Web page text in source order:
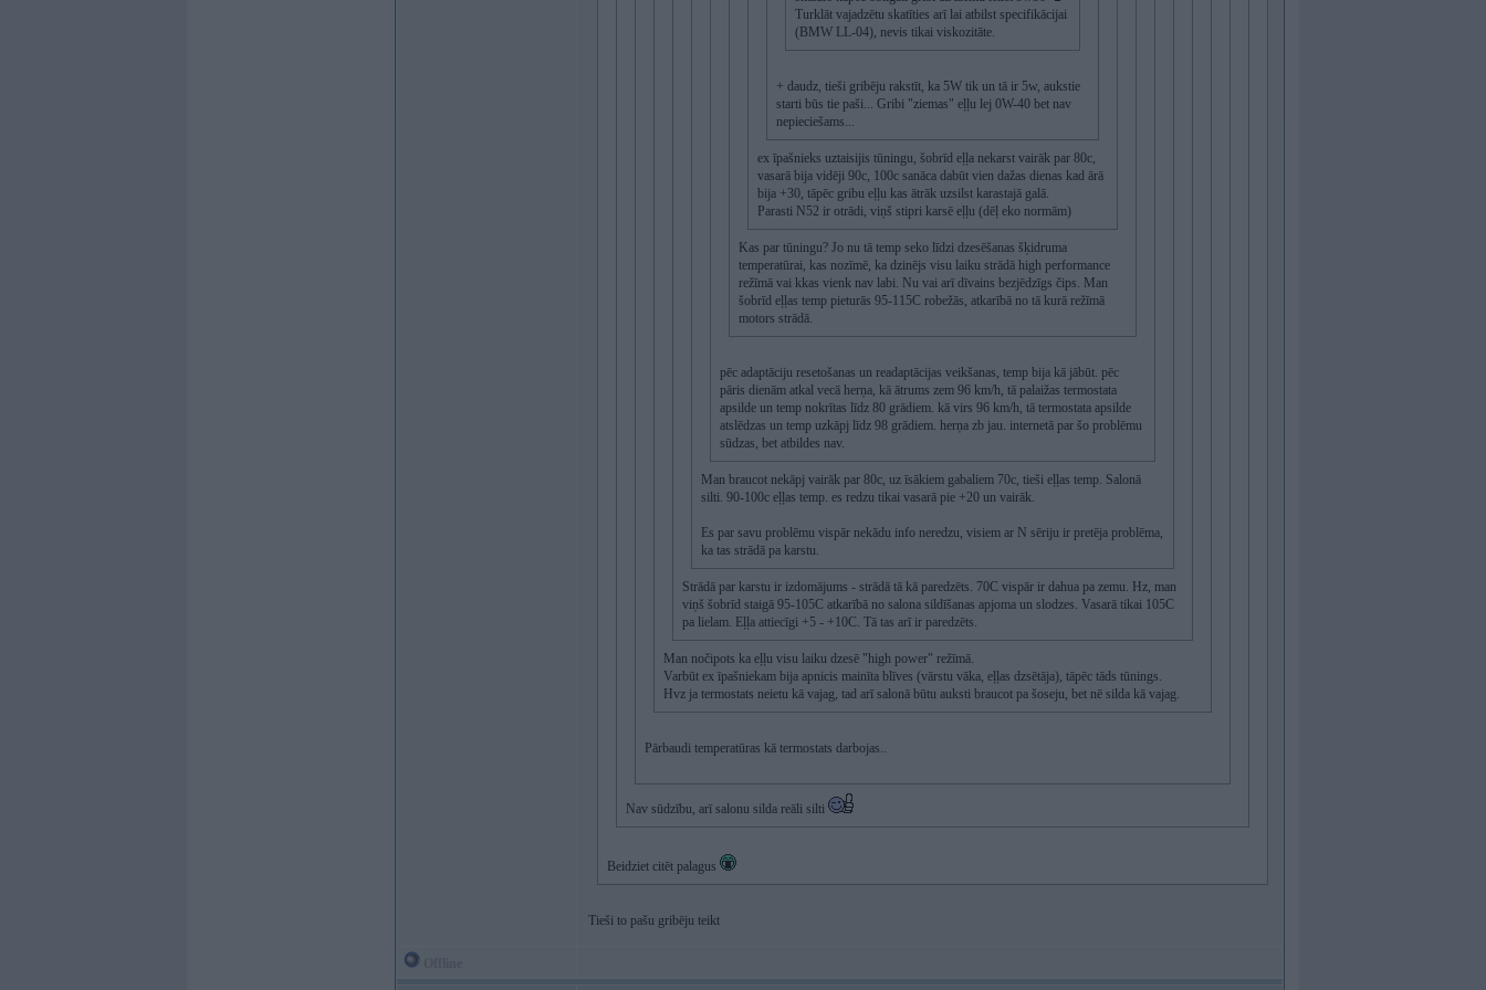
Turklāt vajadzētu skatīties arī lai atbilst specifikācijai
(BMW LL-04), nevis tikai viskozitāte.
+ daudz, tieši gribēju rakstīt, ka 5W tik un tā ir 5w, aukstie
starti būs tie paši... Gribi "ziemas" eļļu lej 0W-40 bet nav
nepieciešams...
ex īpašnieks uztaisijis tūningu, šobrīd eļļa nekarst vairāk par 80c,
vasarā bija vidēji 90c, 100c sanāca dabūt vien dažas dienas kad ārā
bija +30, tāpēc gribu eļļu kas ātrāk uzsilst karastajā galā.
Parasti N52 ir otrādi, viņš stipri karsē eļļu (dēļ eko normām)
Kas par tūningu? Jo nu tā temp seko līdzi dzesēšanas šķidruma
temperatūrai, kas nozīmē, ka dzinējs visu laiku strādā high performance
režīmā vai kkas vienk nav labi. Nu vai arī dīvains bezjēdzīgs čips. Man
šobrīd eļļas temp pieturās 95-115C robežās, atkarībā no tā kurā režīmā
motors strādā.
pēc adaptāciju resetošanas un readaptācijas veikšanas, temp bija kā jābūt. pēc
pāris dienām atkal vecā herņa, kā ātrums zem 96 km/h, tā palaižas termostata
apsilde un temp nokrītas līdz 80 grādiem. kā virs 96 km/h, tā termostata apsilde
atslēdzas un temp uzkāpj līdz 98 grādiem. herņa zb jau. internetā par šo problēmu
sūdzas, bet atbildes nav.
Man braucot nekāpj vairāk par 80c, uz īsākiem gabaliem 70c, tieši eļļas temp. Salonā
silti. 90-100c eļļas temp. es redzu tikai vasarā pie +20 un vairāk.
Es par savu problēmu vispār nekādu info neredzu, visiem ar N sēriju ir pretēja problēma,
ka tas strādā pa karstu.
Strādā par karstu ir izdomājums - strādā tā kā paredzēts. 70C vispār ir dahua pa zemu. Hz, man
viņš šobrīd staigā 95-105C atkarībā no salona sildīšanas apjoma un slodzes. Vasarā tikai 105C
pa lielam. Eļļa attiecīgi +5 - +10C. Tā tas arī ir paredzēts.
Man nočipots ka eļļu visu laiku dzesē "high power" režīmā.
Varbūt ex īpašniekam bija apnicis mainīta blīves (vārstu vāka, eļļas dzsētāja), tāpēc tāds tūnings.
Hvz ja termostats neietu kā vajag, tad arī salonā būtu auksti braucot pa šoseju, bet nē silda kā vajag.
Pārbaudi temperatūras kā termostats darbojas..
Nav sūdzību, arī salonu silda reāli silti
Beidziet citēt palagus
Tieši to pašu gribēju teikt